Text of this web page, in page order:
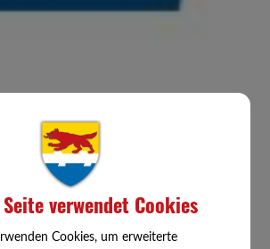
22. April 2026
VO 2024.PDF
22. April 2026
verwendet Cookies
Cookies, um erweiterte